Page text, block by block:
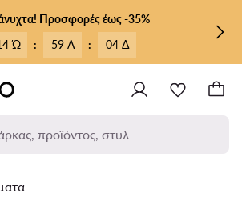
ΠΕΡΙΕΧΌΜΕΝΟ
ΑΝΑΖΉΤΗΣΗΠροσφορές έως -35%
Ώ
: 59 Λ : 04 Δ
προϊόντος, στυλ